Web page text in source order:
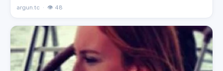
argun.tc · 👁 48